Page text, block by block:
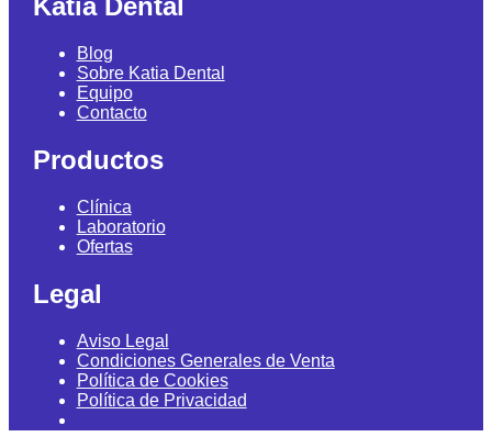
Katia Dental
Blog
Sobre Katia Dental
Equipo
Contacto
Productos
Clínica
Laboratorio
Ofertas
Legal
Aviso Legal
Condiciones Generales de Venta
Política de Cookies
Política de Privacidad